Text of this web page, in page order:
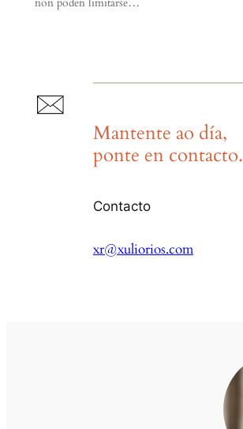
non poden limitarse…
Mantente ao día,
ponte en contacto.
Contacto
xr@xuliorios.com